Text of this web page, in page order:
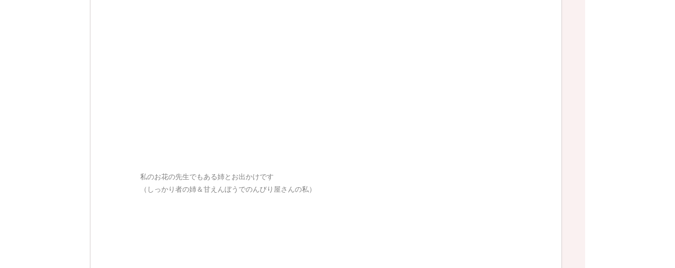
私のお花の先生でもある姉とお出かけです
（しっかり者の姉＆甘えんぼうでのんびり屋さんの私）